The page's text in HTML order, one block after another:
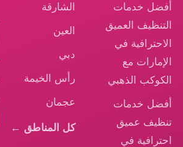
أفضل خدمات
التنظيف العميق
الاحترافية في
الإمارات مع
الكوكب الذهبي
أفضل خدمات
تنظيف عميق
احترافية في
الشارقة
العين
دبي
رأس الخيمة
عجمان
كل المناطق ←